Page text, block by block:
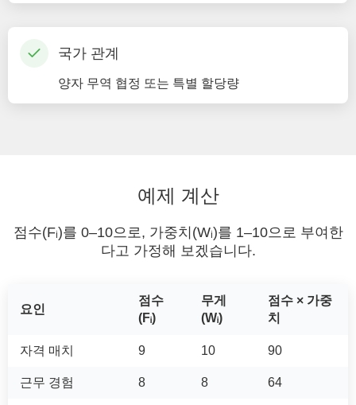
국가 관계
양자 무역 협정 또는 특별 할당량
예제 계산
점수(Fᵢ)를 0–10으로, 가중치(Wᵢ)를 1–10으로 부여한
다고 가정해 보겠습니다.
요인
점수
(Fᵢ)
무게
(Wᵢ)
점수 × 가중
치
자격 매치 9 10 90
근무 경험 8 8 64